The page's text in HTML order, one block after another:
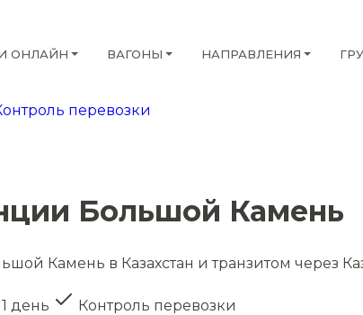
ОНЛАЙН ВАГОНЫ НАПРАВЛЕНИЯ
перевозки
Большой Камень
Камень в Казахстан и транзитом через
день
Контроль перевозки